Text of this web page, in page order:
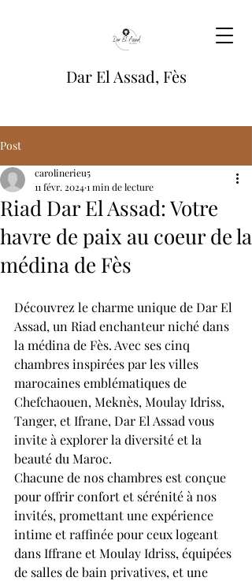
Dar El Assad, Fès
Post
Riad Dar El Assad: Votre
havre de paix au coeur de la
médina de Fès
carolinerieu5
11 févr. 20241 min de lecture
Découvrez le charme unique de Dar El
Assad, un Riad enchanteur niché dans
la médina de Fès. Avec ses cinq
chambres inspirées par les villes
marocaines emblématiques de
Chefchaouen, Meknès, Moulay Idriss,
Tanger, et Ifrane, Dar El Assad vous
invite à explorer la diversité et la
beauté du Maroc.
Chacune de nos chambres est conçue
pour offrir confort et sérénité à nos
invités, promettant une expérience
intime et raffinée pour ceux logeant
dans Iffrane et Moulay Idriss, équipées
de salles de bain privatives, et une